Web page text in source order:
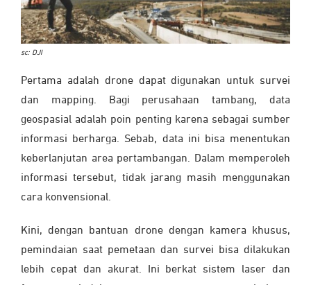
sc: DJI
Pertama adalah drone dapat digunakan untuk survei
dan mapping. Bagi perusahaan tambang, data
geospasial adalah poin penting karena sebagai sumber
informasi berharga. Sebab, data ini bisa menentukan
keberlanjutan area pertambangan. Dalam memperoleh
informasi tersebut, tidak jarang masih menggunakan
cara konvensional.
Kini, dengan bantuan drone dengan kamera khusus,
pemindaian saat pemetaan dan survei bisa dilakukan
lebih cepat dan akurat. Ini berkat sistem laser dan